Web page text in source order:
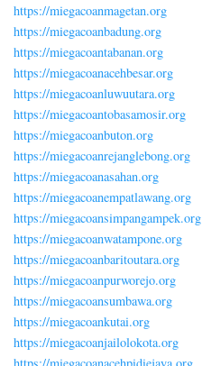
https://miegacoanmagetan.org
https://miegacoanbadung.org
https://miegacoantabanan.org
https://miegacoanacehbesar.org
https://miegacoanluwuutara.org
https://miegacoantobasamosir.org
https://miegacoanbuton.org
https://miegacoanrejanglebong.org
https://miegacoanasahan.org
https://miegacoanempatlawang.org
https://miegacoansimpangampek.org
https://miegacoanwatampone.org
https://miegacoanbaritoutara.org
https://miegacoanpurworejo.org
https://miegacoansumbawa.org
https://miegacoankutai.org
https://miegacoanjailolokota.org